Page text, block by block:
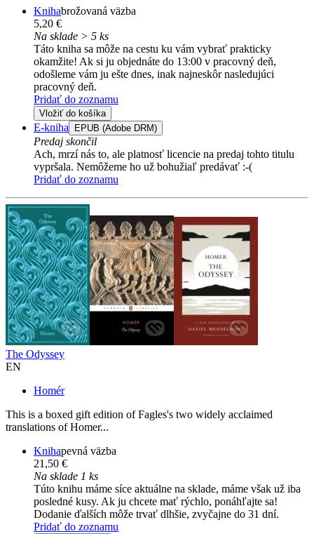
Knihabrožovaná väzba
5,20 €
Na sklade > 5 ks
Táto kniha sa môže na cestu ku vám vybrať prakticky
okamžite! Ak si ju objednáte do 13:00 v pracovný deň,
odošleme vám ju ešte dnes, inak najneskôr nasledujúci
pracovný deň.
Pridať do zoznamu
Vložiť do košíka
E-kniha EPUB (Adobe DRM)
Predaj skončil
Ach, mrzí nás to, ale platnosť licencie na predaj tohto titulu
vypršala. Nemôžeme ho už bohužiaľ predávať :-(
Pridať do zoznamu
The Odyssey
EN
Homér
This is a boxed gift edition of Fagles's two widely acclaimed
translations of Homer...
Knihapevná väzba
21,50 €
Na sklade 1 ks
Túto knihu máme síce aktuálne na sklade, máme však už iba
posledné kusy. Ak ju chcete mať rýchlo, ponáhľajte sa!
Dodanie ďalších môže trvať dlhšie, zvyčajne do 31 dní.
Pridať do zoznamu